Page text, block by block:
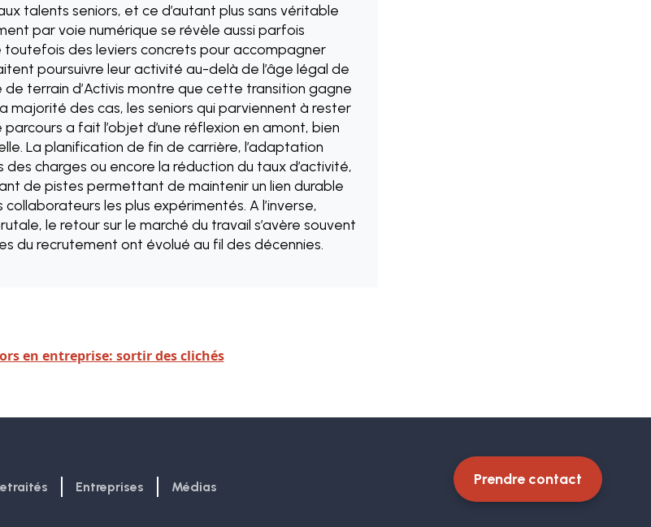
talents seniors, et ce d’autant plus sans véritable
par voie numérique se révèle aussi parfois
toutefois des leviers concrets pour accompagner
poursuivre leur activité au-delà de l’âge légal de
de terrain d’Activis montre que cette transition gagne
majorité des cas, les seniors qui parviennent à rester
a fait l’objet d’une réflexion en amont, bien
La planification de fin de carrière, l’adaptation
des charges ou encore la réduction du taux d’activité,
de pistes permettant de maintenir un lien durable
collaborateurs les plus expérimentés. A l’inverse,
le retour sur le marché du travail s’avère souvent
du recrutement ont évolué au fil des décennies.
en entreprise: sortir des clichés
Entreprises Médias Prendre contact